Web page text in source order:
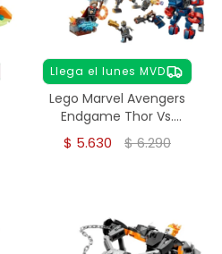
Llega el lunes MVD
Lego Marvel Avengers
Endgame Thor Vs.
Chitauri 76322
$ 5.630 $6.290